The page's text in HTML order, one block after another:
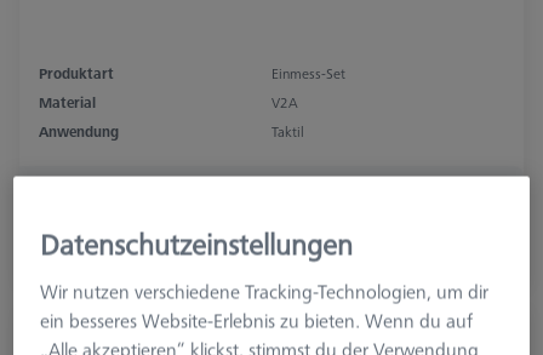
Produktart
Einmess-Set
Material
V2A
Anwendung
Taktil
zzgl. USt.
Doppel-Halter für Einmesskugel, Invar
Datenschutzeinstellungen
Wir nutzen verschiedene Tracking-Technologien, um dir
ein besseres Website-Erlebnis zu bieten. Wenn du auf